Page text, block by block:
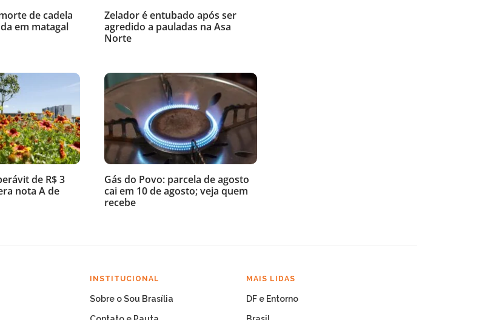
de cadela
em matagal
Zelador é entubado após ser
agredido a pauladas na Asa
Norte
de R$ 3
nota A de
Gás do Povo: parcela de agosto
cai em 10 de agosto; veja quem
recebe
INSTITUCIONAL
Sobre o Sou Brasília
MAIS LIDAS
DF e Entorno